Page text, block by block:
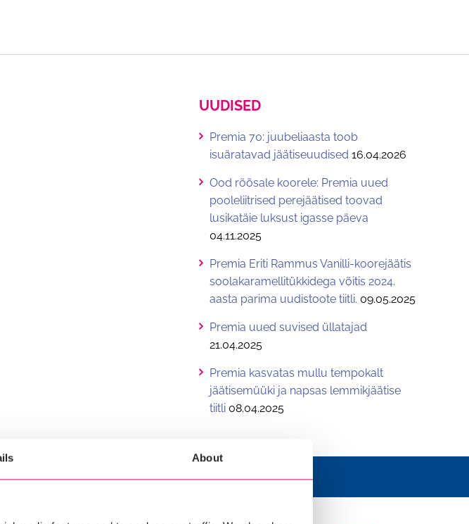
About
UUDISED
Premia 70: juubeliaasta toob
isuäratavad jäätiseuudised 16.04.2026
Ood rõõsale koorele: Premia uued
pooleliitrised perejäätised toovad
lusikatäie luksust igasse päeva
04.11.2025
Premia Eriti Rammus Vanilli-koorejäätis
soolakaramellitükkidega võitis 2024.
aasta parima uudistoote tiitli. 09.05.2025
Premia uued suvised üllatajad
21.04.2025
Premia kasvatas mullu tempokalt
jäätisemüüki ja napsas lemmikjäätise
tiitli 08.04.2025